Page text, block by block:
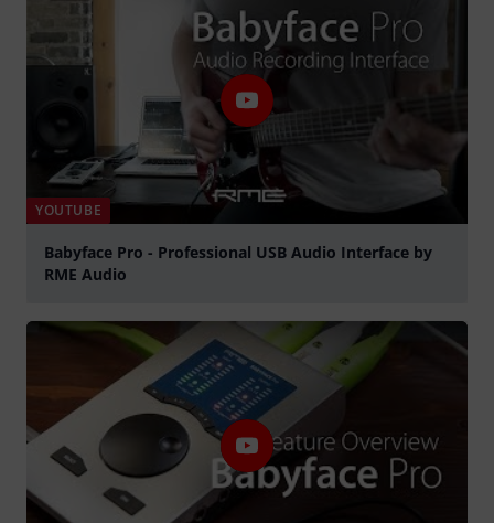
YOUTUBE
Babyface Pro - Professional USB Audio Interface by
RME Audio